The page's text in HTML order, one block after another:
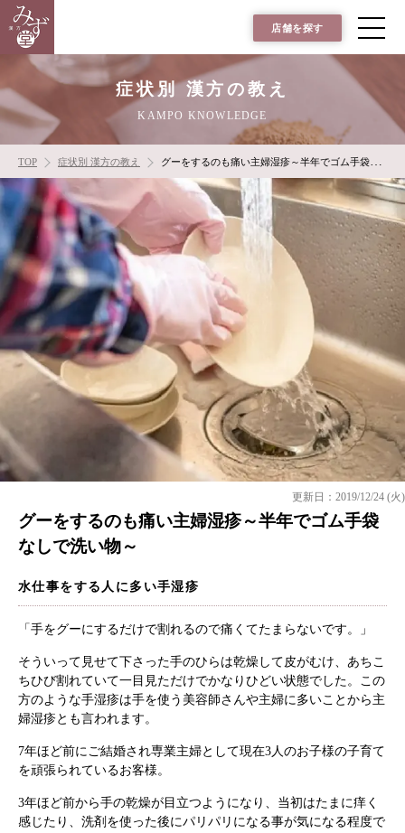
店舗を探す
症状別 漢方の教え
KAMPO KNOWLEDGE
TOP 症状別 漢方の教え グーをするのも痛い主婦湿疹～半年でゴム手袋なしで洗い物～
更新日：2019/12/24 (火)
グーをするのも痛い主婦湿疹～半年でゴム手袋
なしで洗い物～
水仕事をする人に多い手湿疹
「手をグーにするだけで割れるので痛くてたまらないです。」
そういって見せて下さった手のひらは乾燥して皮がむけ、あちこ
ちひび割れていて一目見ただけでかなりひどい状態でした。この
方のような手湿疹は手を使う美容師さんや主婦に多いことから主
婦湿疹とも言われます。
7年ほど前にご結婚され専業主婦として現在3人のお子様の子育て
を頑張られているお客様。
3年ほど前から手の乾燥が目立つようになり、当初はたまに痒く
感じたり、洗剤を使った後にパリパリになる事が気になる程度で